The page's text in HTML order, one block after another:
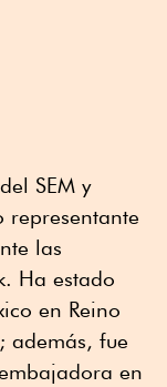
SEM y
representante
las
Ha estado
en Reino
además, fue
en